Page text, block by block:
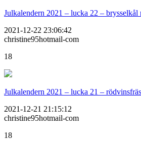
Julkalendern 2021 – lucka 22 –
2021-12-22 23:06:42
christine95hotmail-com
18
Julkalendern 2021 – lucka 21 –
2021-12-21 21:15:12
christine95hotmail-com
18